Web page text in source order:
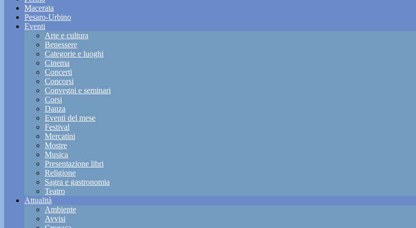
Macerata
Pesaro-Urbino
Eventi
Arte e cultura
Benessere
Categorie e luoghi
Cinema
Concerti
Concorsi
Convegni e seminari
Corsi
Danza
Eventi del mese
Festival
Mercatini
Mostre
Musica
Presentazione libri
Religione
Sagra e gastronomia
Teatro
Attualità
Ambiente
Avvisi